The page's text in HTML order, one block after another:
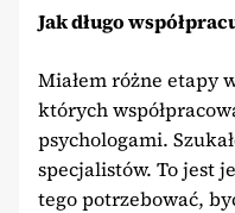
Jak długo
Miałem różne etapy
których
psychologami.
specjalistów. To jest
tego potrzebować,